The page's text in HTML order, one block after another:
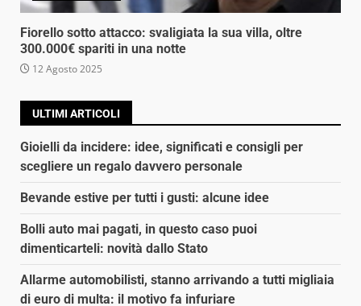
Fiorello sotto attacco: svaligiata la sua villa, oltre
300.000€ spariti in una notte
12 Agosto 2025
ULTIMI ARTICOLI
Gioielli da incidere: idee, significati e consigli per
scegliere un regalo davvero personale
Bevande estive per tutti i gusti: alcune idee
Bolli auto mai pagati, in questo caso puoi
dimenticarteli: novità dallo Stato
Allarme automobilisti, stanno arrivando a tutti migliaia
di euro di multa: il motivo fa infuriare